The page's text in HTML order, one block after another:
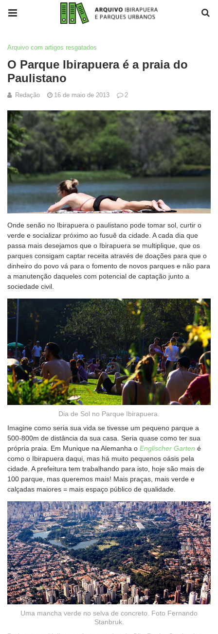
Arquivo com artigos resgatados
O Parque Ibirapuera é a praia do
Paulistano
Redação 16 de maio de 2013 2
Onde senão no Ibirapuera o paulistano pode tomar sol, curtir o
verde e socializar próximo ao fusuê da cidade. A cada dia que
passa mais desejamos que o Ibirapuera se multiplique, que os
parques consigam captar receita através de doações para que o
dinheiro do povo vá para o fomento de novos parques e não para
a manutenção daqueles com potencial de captação junto a
sociedade civil.
Dia de Sol no Parque Ibirapuera.
Imagine como seria sua vida se tivesse um pequeno parque a
500-800m de distância da sua casa. Seria quase como ter sua
própria praia. Em Munique na Alemanha o Englischer Garten é
como o Ibirapuera daqui, mas há muito pequenos oásis pela
cidade. A prefeitura tem trabalhando para isto, hoje são mais de
100 parque, mas queremos mais! Mais praças, mais verde e
calçadas maiores = mais espaço público de qualidade.
Uma mancha verde no selva de concreto. Foto Fernando
Stanbruk.